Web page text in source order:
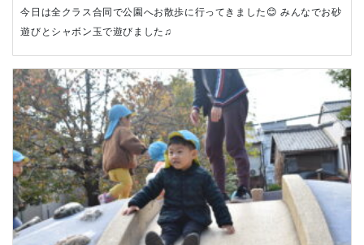
今日は全クラス合同で公園へお散歩に行ってきました😊 みんなでお砂
遊びとシャボン玉で遊びました♫